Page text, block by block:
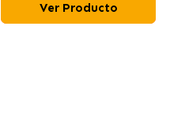
Ver Producto